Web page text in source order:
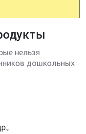
нельзя
дошкольных